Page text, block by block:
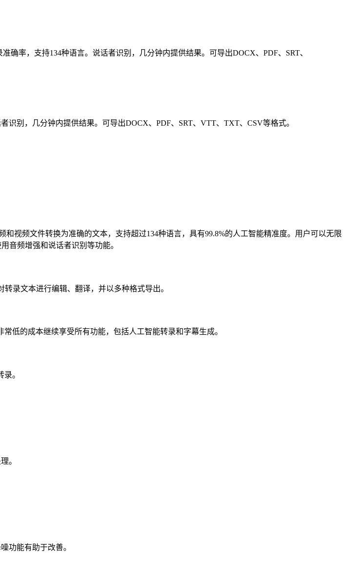
确率，支持134种语言。说话者识别，几分钟内提供结果。可导出DOCX、PDF、SRT、
识别，几分钟内提供结果。可导出DOCX、PDF、SRT、VTT、TXT、CSV等格式。
视频文件转换为准确的文本，支持超过134种语言，具有99.8%的人工智能精准度。用户可以无限
音频增强和说话者识别等功能。
录文本进行编辑、翻译，并以多种格式导出。
低的成本继续享受所有功能，包括人工智能转录和字幕生成。
。
。
功能有助于改善。